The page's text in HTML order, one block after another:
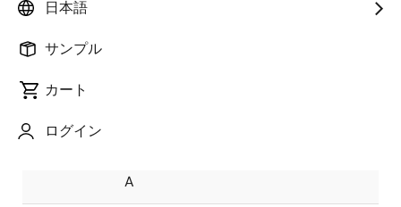
日本語
サンプル
カート
ログイン
パッケー
pkg_11844
A